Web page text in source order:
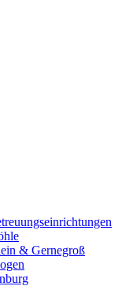
& Gernegroß